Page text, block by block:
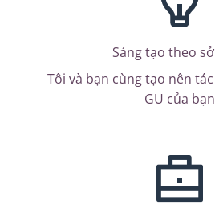
Sáng tạo theo
Tôi và bạn cùng tạo nên
GU của bạn